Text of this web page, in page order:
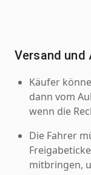
Versand und
Käufer
dann vom
wenn die
Die Fahrer
mitbringen,